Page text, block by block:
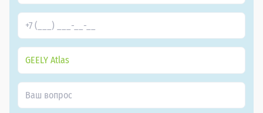
GEELY Atlas